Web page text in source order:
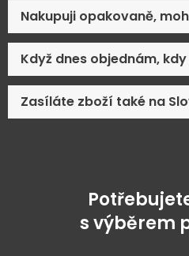
Nakupuji opakovaně,
Když dnes objednám,
Zasíláte zboží také na
s výběrem